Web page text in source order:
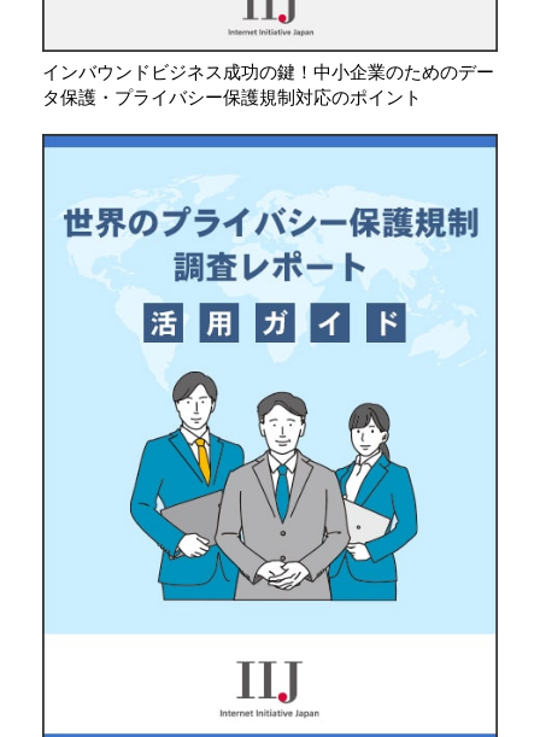
インバウンドビジネス成功の鍵！中小企業のためのデー
タ保護・プライバシー保護規制対応のポイント